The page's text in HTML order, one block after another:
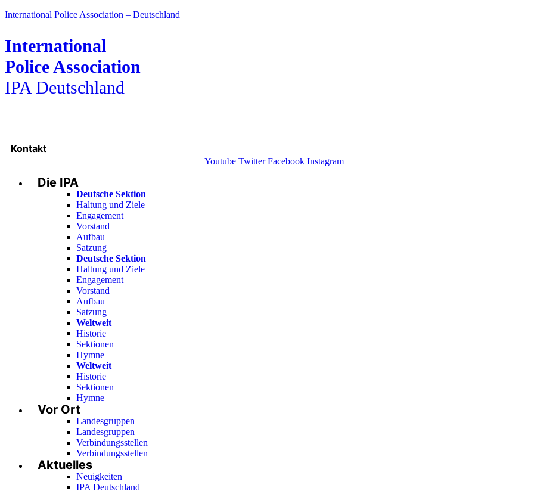
International Police Association – Deutschland
International
Police Association
IPA Deutschland
Kontakt
Youtube Twitter Facebook Instagram
Die IPA
Deutsche Sektion
Haltung und Ziele
Engagement
Vorstand
Aufbau
Satzung
Deutsche Sektion
Haltung und Ziele
Engagement
Vorstand
Aufbau
Satzung
Weltweit
Historie
Sektionen
Hymne
Weltweit
Historie
Sektionen
Hymne
Vor Ort
Landesgruppen
Landesgruppen
Verbindungsstellen
Verbindungsstellen
Aktuelles
Neuigkeiten
IPA Deutschland